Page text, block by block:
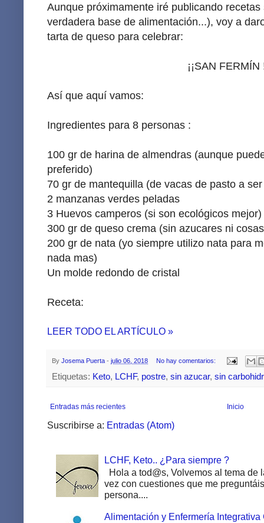
Aunque próximamente iré publicando
verdadera base de alimentación...), voy a
tarta de queso para celebrar:
¡¡SAN FERMÍN
Así que aquí vamos:
Ingredientes para 8 personas :
100 gr de harina de almendras (aunque
preferido)
70 gr de mantequilla (de vacas de pasto a
2 manzanas verdes peladas
3 Huevos camperos (si son ecológicos mejor)
300 gr de queso crema (sin azucares ni
200 gr de nata (yo siempre utilizo nata para
nada mas)
Un molde redondo de cristal
Receta:
LEER TODO EL ARTÍCULO »
By Josema Puerta - julio 06, 2018 No hay comentarios:
Etiquetas: Keto, LCHF, postre, sin azucar, sin
Entradas más recientes Inicio
Suscribirse a: Entradas (Atom)
LCHF, Keto.. ¿Para siempre ?
Hola a tod@s, Volvemos al tema de
vez con cuestiones que me
persona....
Alimentación y Enfermería Integrativa